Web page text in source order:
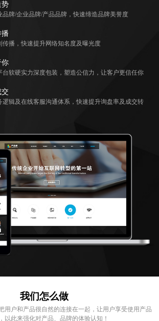
势
品牌/企业品牌/产品品牌，快速缔造品牌美誉度
播
传播，快速提升网络知名度及曝光度
你
台软硬实力深度包装，塑造公信力，让客户更信任你
交
逻辑及在线客服沟通体系，快速提升询盘率及成交转
我们怎么做
用户和产品很自然的连接在一起，让用户享受使用产品
以此来强化对产品、品牌的体验认知！